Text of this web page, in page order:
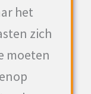
het
zich
moeten